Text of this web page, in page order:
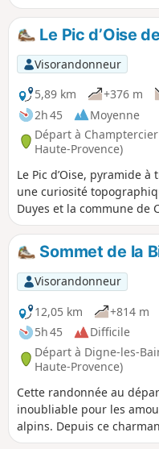
Le Pic d’Oise
Visorandonneur
5,89 km
+376 m
2h 45
Moyenne
Départ à
Haute-Provence)
Le Pic d’Oise, pyramide
une curiosité
Duyes et la commune de
inhabituelle est une
ses arêtes et son
informations pratiques.
Sommet de la
Visorandonneur
12,05 km
+814 m
5h 45
Difficile
Départ à Digne-les-
Haute-Provence)
Cette randonnée au
inoubliable pour les
alpins. Depuis ce
des trésors patrimoniaux